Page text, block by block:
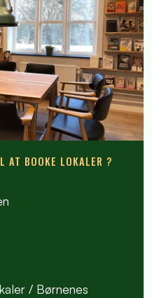
AT BOOKE LOKALER ?
/ Børnenes